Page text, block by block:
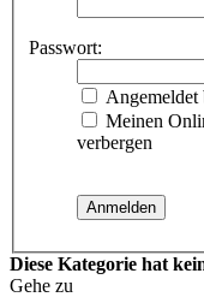
Passwort:
Angemeldet
Meinen
verbergen
Diese Kategorie hat
Gehe zu